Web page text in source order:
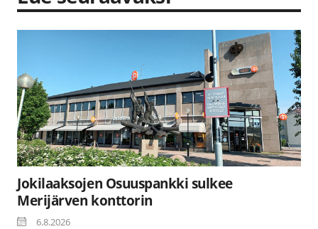
Jokilaaksojen Osuuspankki sulkee
Merijärven konttorin
6.8.2026